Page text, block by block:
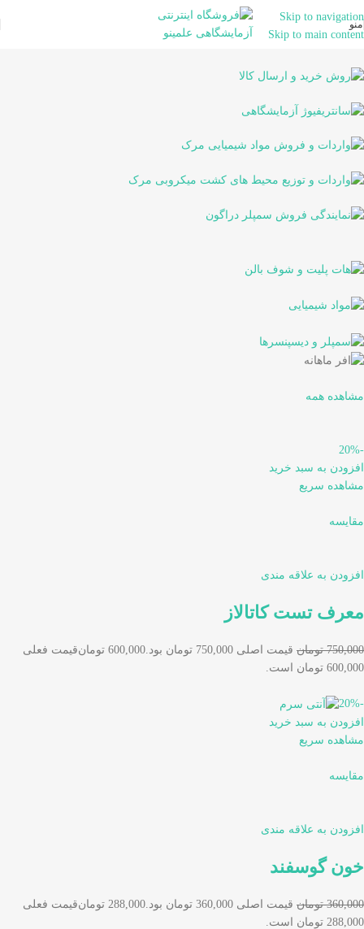
Skip to navigation
Skip to main content
منو
مشاهده همه
-20%
افزودن به سبد خرید
مشاهده سریع
مقایسه
افزودن به علاقه مندی
معرف تست کاتالاز
750,000 تومان قیمت اصلی 750,000 تومان بود. 600,000 تومان
قیمت فعلی
600,000 تومان است.
-20%
افزودن به سبد خرید
مشاهده سریع
مقایسه
افزودن به علاقه مندی
خون گوسفند
360,000 تومان قیمت اصلی 360,000 تومان بود. 288,000 تومان
قیمت فعلی
288,000 تومان است.